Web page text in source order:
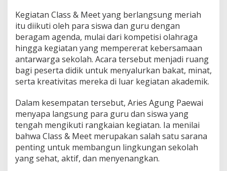
y
a
,
D
o
o
n
g
i
s
w
a
K
e
m
Kegiatan Class & Meet yang berlangsung meriah
itu diikuti oleh para siswa dan guru dengan
beragam agenda, mulai dari kompetisi olahraga
hingga kegiatan yang mempererat kebersamaan
antarwarga sekolah. Acara tersebut menjadi ruang
bagi peserta didik untuk menyalurkan bakat, minat,
serta kreativitas mereka di luar kegiatan akademik.
Dalam kesempatan tersebut, Aries Agung Paewai
menyapa langsung para guru dan siswa yang
tengah mengikuti rangkaian kegiatan. Ia menilai
bahwa Class & Meet merupakan salah satu sarana
penting untuk membangun lingkungan sekolah
yang sehat, aktif, dan menyenangkan.